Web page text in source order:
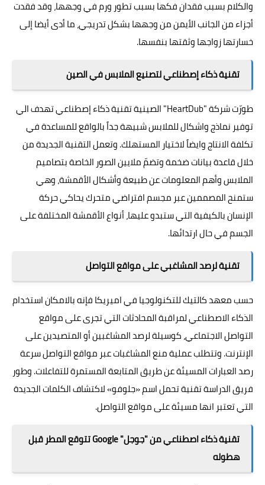
والكلام بسبب فقدان فكها بسبب تطور ورم في وجهها، وقد فقدت
أجزاء من الجانب الأيمن من وجهها بشكل تدريجي، ما أدى أيضا إلى
خسارتها زواجها وثقتها بنفسها.
تقنية ذكاء إصطناعي لتصنيع الملابس في الصين
طورّت شركة "HeartDub" الصينية تقنية ذكاء إصطناعي تهدف الي
توفير نماذج واشكال للملابس شبيهة جداً بالواقع للمساعدة في
تكلفة الانتاج وايضاً لاختيار المستهلك. وتعمل التقنية الجديدة من
خلال قاعدة بيانات ضخمة وتضمّ ملايين الصور الخاصة بتصاميم
الملابس وأهم المعلومات عن طبيعة وأشكال الأقمشة، وهي
ستمنح المصممين عبر مجسم افتراضي متحرك يحاكي حركة
الإنسان بالكيفية التي ستبدو عليها، أنواع الأقمشة المختلفة على
الجسم في حال ارتدائها.
تقنية لرصد المشاغبي على مواقع التواصل
حسب معهد كالتيك للتكنولوجيا في اميريكا فإنه بالامكان استخدام
الذكاء الاصطناعي لمراقبة المحادثات التي تجرى على مواقع
التواصل الاجتماعي، كوسيلة لرصد المشاغبين أو المتصيدين على
الإنترنت. وتتطلب عملية منع المشاغبات عبر مواقع التواصل سرعة
رصد العبارات المسيئة عن طريق المتابعة المستمرة للتفاعلات. وطور
فريق الدراسة تقنية تحمل اسم «جلوفو» لاكتشاف الكلمات الجديدة
التي تعتبر انها مسيئة على مواقع التواصل.
تقنية ذكاء اصطناعي من "جوجل" Google تتوقع المطر قبل
هطوله